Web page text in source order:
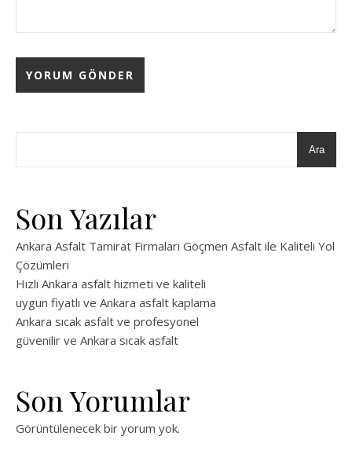
Ara
Son Yazılar
Ankara Asfalt Tamirat Firmaları Göçmen Asfalt ile Kaliteli Yol
Çözümleri
Hızlı Ankara asfalt hizmeti ve kaliteli
uygun fiyatlı ve Ankara asfalt kaplama
Ankara sıcak asfalt ve profesyonel
güvenilir ve Ankara sıcak asfalt
Son Yorumlar
Görüntülenecek bir yorum yok.